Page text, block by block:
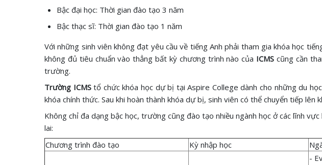
Bậc đại học: Thời gian đào tạo 3 năm
Bậc thạc sĩ: Thời gian đào tạo 1 năm
Với những sinh viên không đạt yêu cầu về tiếng Anh phải tham gia khóa học
không đủ tiêu chuẩn vào thẳng bất kỳ chương trình nào của ICMS cũng cần
trường.
Trường ICMStổ chức khóa học dự bị tại Aspire College dành cho những du
khóa chính thức. Sau khi hoàn thành khóa dự bị, sinh viên có thể chuyển tiếp lên
Không chỉ đa dạng bậc học, trường cũng đào tạo nhiều ngành học ở các lĩnh
lai:
Chương trình đào tạo
Kỳ nhập học
-